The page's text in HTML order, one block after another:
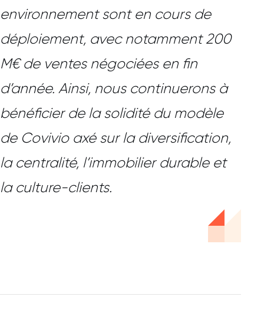
environnement sont en cours de
déploiement, avec notamment 200
M€ de ventes négociées en fin
d’année. Ainsi, nous continuerons à
bénéficier de la solidité du modèle
de Covivio axé sur la diversification,
la centralité, l’immobilier durable et
la culture-clients.